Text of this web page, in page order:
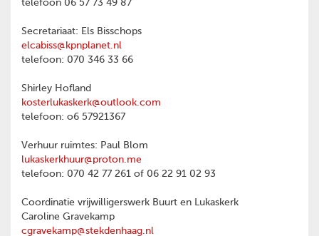
telefoon 06 57 73 49 87
Secretariaat: Els Bisschops
elcabiss@kpnplanet.nl
telefoon: 070 346 33 66
Shirley Hofland
kosterlukaskerk@outlook.com
telefoon: o6 57921367
Verhuur ruimtes: Paul Blom
lukaskerkhuur@proton.me
telefoon: 070 42 77 261 of 06 22 91 02 93
Coordinatie vrijwilligerswerk Buurt en Lukaskerk
Caroline Gravekamp
cgravekamp@stekdenhaag.nl